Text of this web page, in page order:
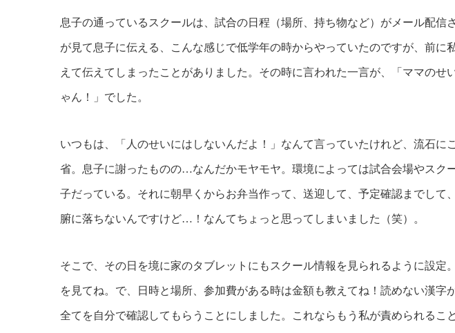
息子の通っているスクールは、試合の日程（場所、持ち物など）がメール配信
が見て息子に伝える、こんな感じで低学年の時からやっていたのですが、前に
えて伝えてしまったことがありました。その時に言われた一言が、「ママのせ
ゃん！」でした。
いつもは、「人のせいにはしないんだよ！」なんて言っていたけれど、流石に
省。息子に謝ったものの…なんだかモヤモヤ。環境によっては試合会場やスク
子だっている。それに朝早くからお弁当作って、送迎して、予定確認までして
腑に落ちないんですけど…！なんてちょっと思ってしまいました（笑）。
そこで、その日を境に家のタブレットにもスクール情報を見られるように設定
を見てね。で、日時と場所、参加費がある時は金額も教えてね！読めない漢字
全てを自分で確認してもらうことにしました。これならもう私が責められるこ